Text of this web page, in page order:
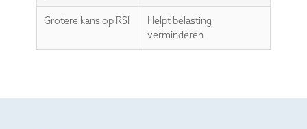
Grotere kans op RSI
Helpt belasting
verminderen